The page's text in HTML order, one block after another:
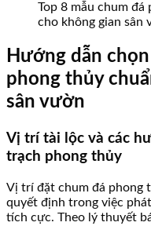
Top 8 mẫu chum
cho không gian sân
Hướng dẫn
phong thủy
sân vườn
Vị trí tài lộc và các
trạch phong thủy
Vị trí đặt chum đá phong
quyết định trong việc
tích cực. Theo lý thuyết